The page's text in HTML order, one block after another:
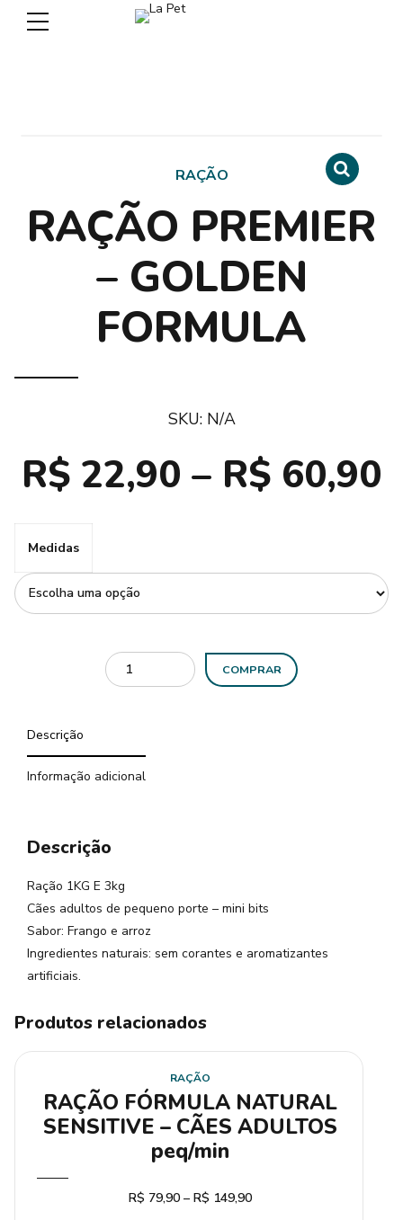
RAÇÃO
RAÇÃO PREMIER
– GOLDEN
FORMULA
SKU: N/A
R$ 22,90 – R$ 60,90
Medidas
COMPRAR
Descrição
Informação adicional
Descrição
Ração 1KG E 3kg
Cães adultos de pequeno porte – mini bits
Sabor: Frango e arroz
Ingredientes naturais: sem corantes e aromatizantes
artificiais.
Produtos relacionados
RAÇÃO
RAÇÃO FÓRMULA NATURAL
SENSITIVE – CÃES ADULTOS
peq/min
R$ 79,90 – R$ 149,90